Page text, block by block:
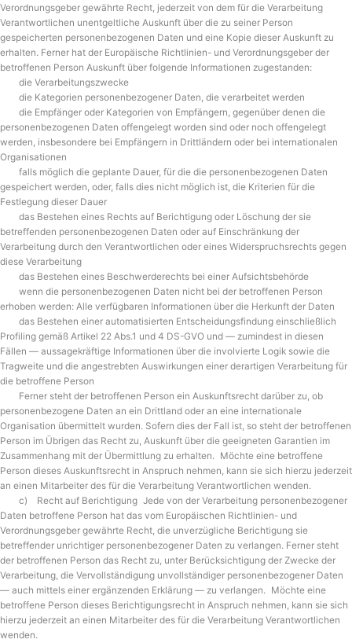
Verordnungsgeber gewährte Recht, jederzeit von dem für die Verarbeitung
Verantwortlichen unentgeltliche Auskunft über die zu seiner Person
gespeicherten personenbezogenen Daten und eine Kopie dieser Auskunft zu
erhalten. Ferner hat der Europäische Richtlinien- und Verordnungsgeber der
betroffenen Person Auskunft über folgende Informationen zugestanden:
die Verarbeitungszwecke
die Kategorien personenbezogener Daten, die verarbeitet werden
die Empfänger oder Kategorien von Empfängern, gegenüber denen die
personenbezogenen Daten offengelegt worden sind oder noch offengelegt
werden, insbesondere bei Empfängern in Drittländern oder bei internationalen
Organisationen
falls möglich die geplante Dauer, für die die personenbezogenen Daten
gespeichert werden, oder, falls dies nicht möglich ist, die Kriterien für die
Festlegung dieser Dauer
das Bestehen eines Rechts auf Berichtigung oder Löschung der sie
betreffenden personenbezogenen Daten oder auf Einschränkung der
Verarbeitung durch den Verantwortlichen oder eines Widerspruchsrechts gegen
diese Verarbeitung
das Bestehen eines Beschwerderechts bei einer Aufsichtsbehörde
wenn die personenbezogenen Daten nicht bei der betroffenen Person
erhoben werden: Alle verfügbaren Informationen über die Herkunft der Daten
das Bestehen einer automatisierten Entscheidungsfindung einschließlich
Profiling gemäß Artikel 22 Abs.1 und 4 DS-GVO und — zumindest in diesen
Fällen — aussagekräftige Informationen über die involvierte Logik sowie die
Tragweite und die angestrebten Auswirkungen einer derartigen Verarbeitung für
die betroffene Person
Ferner steht der betroffenen Person ein Auskunftsrecht darüber zu, ob
personenbezogene Daten an ein Drittland oder an eine internationale
Organisation übermittelt wurden. Sofern dies der Fall ist, so steht der betroffenen
Person im Übrigen das Recht zu, Auskunft über die geeigneten Garantien im
Zusammenhang mit der Übermittlung zu erhalten. Möchte eine betroffene
Person dieses Auskunftsrecht in Anspruch nehmen, kann sie sich hierzu jederzeit
an einen Mitarbeiter des für die Verarbeitung Verantwortlichen wenden.
c) Recht auf Berichtigung Jede von der Verarbeitung personenbezogener
Daten betroffene Person hat das vom Europäischen Richtlinien- und
Verordnungsgeber gewährte Recht, die unverzügliche Berichtigung sie
betreffender unrichtiger personenbezogener Daten zu verlangen. Ferner steht
der betroffenen Person das Recht zu, unter Berücksichtigung der Zwecke der
Verarbeitung, die Vervollständigung unvollständiger personenbezogener Daten
— auch mittels einer ergänzenden Erklärung — zu verlangen. Möchte eine
betroffene Person dieses Berichtigungsrecht in Anspruch nehmen, kann sie sich
hierzu jederzeit an einen Mitarbeiter des für die Verarbeitung Verantwortlichen
wenden.